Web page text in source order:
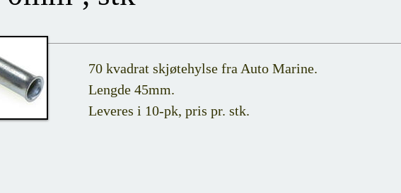
70 kvadrat skjøtehylse fra Auto Marine.
Lengde 45mm.
Leveres i 10-pk, pris pr. stk.